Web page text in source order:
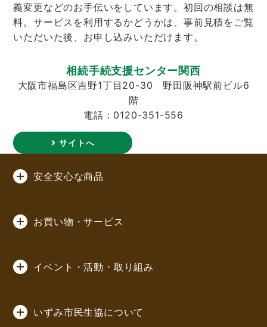
義変更などのお手伝いをしています。初回の相談は無
料。サービスを利用するかどうかは、事前見積をご覧
いただいた後、お申し込みいただけます。
相続手続支援センター関西
大阪市福島区吉野1丁目20-30 野田阪神駅前ビル6
階
電話：0120-351-556
サイトへ
安全安心な商品
お買い物・サービス
イベント・活動・取り組み
いずみ市民生協について